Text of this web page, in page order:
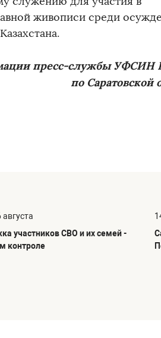
живописи среди
пресс-службы УФСИН
по Саратовской
августа
участников СВО и их семей -
контроле